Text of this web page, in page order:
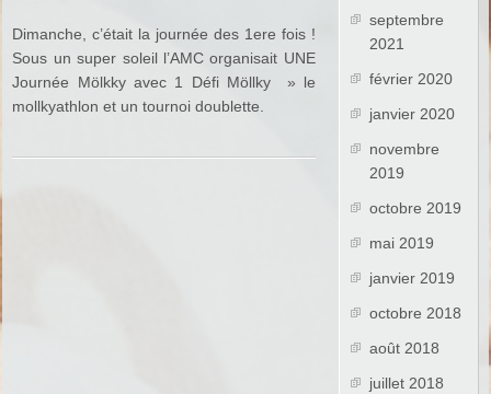
Dimanche, c’était la journée des 1ere fois !
Sous un super soleil l’AMC organisait UNE
Journée Mölkky avec 1 Défi Möllky » le
mollkyathlon et un tournoi doublette.
septembre
2021
février 2020
janvier 2020
novembre
2019
octobre 2019
mai 2019
janvier 2019
octobre 2018
août 2018
juillet 2018